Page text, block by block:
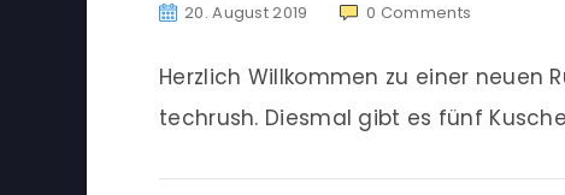
20. August 2019 0 Comments
Herzlich Willkommen zu einer neuen
techrush. Diesmal gibt es fünf